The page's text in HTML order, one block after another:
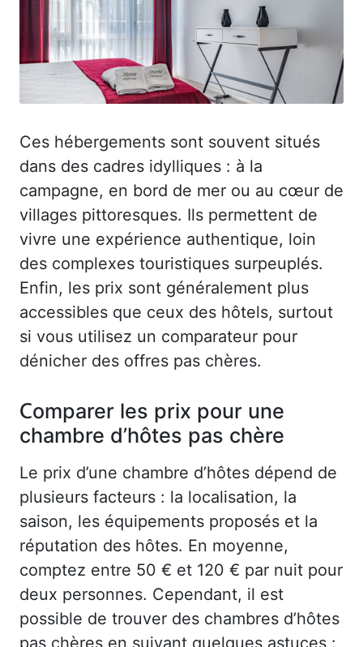
Ces hébergements sont souvent situés
dans des cadres idylliques : à la
campagne, en bord de mer ou au cœur de
villages pittoresques. Ils permettent de
vivre une expérience authentique, loin
des complexes touristiques surpeuplés.
Enfin, les prix sont généralement plus
accessibles que ceux des hôtels, surtout
si vous utilisez un comparateur pour
dénicher des offres pas chères.
Comparer les prix pour une
chambre d’hôtes pas chère
Le prix d’une chambre d’hôtes dépend de
plusieurs facteurs : la localisation, la
saison, les équipements proposés et la
réputation des hôtes. En moyenne,
comptez entre 50 € et 120 € par nuit pour
deux personnes. Cependant, il est
possible de trouver des chambres d’hôtes
pas chères en suivant quelques astuces :